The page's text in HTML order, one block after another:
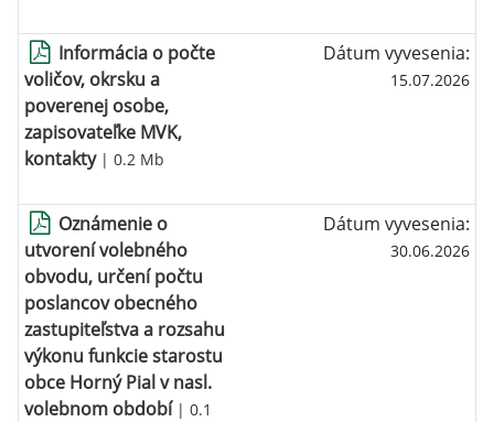
Informácia o počte
voličov, okrsku a
poverenej osobe,
zapisovateľke MVK,
kontakty | 0.2 Mb
Dátum vyvesenia:
15.07.2026
Oznámenie o
utvorení volebného
obvodu, určení počtu
poslancov obecného
zastupiteľstva a rozsahu
výkonu funkcie starostu
obce Horný Pial v nasl.
volebnom období | 0.1
Dátum vyvesenia:
30.06.2026